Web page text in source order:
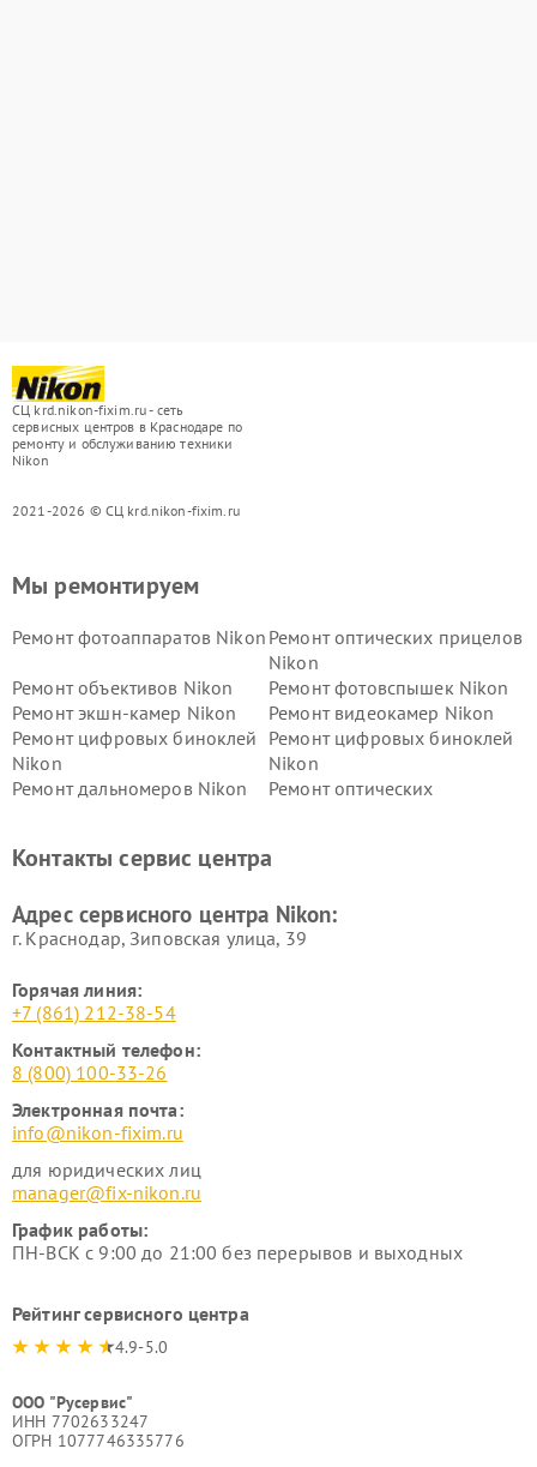
СЦ krd.nikon-fixim.ru - сеть
сервисных центров в Краснодаре по
ремонту и обслуживанию техники
Nikon
2021-2026 © СЦ krd.nikon-fixim.ru
Мы ремонтируем
Ремонт фотоаппаратов Nikon Ремонт оптических прицелов
Nikon
Ремонт объективов Nikon
Ремонт фотовспышек Nikon
Ремонт экшн-камер Nikon
Ремонт видеокамер Nikon
Ремонт цифровых биноклей
Nikon
Ремонт цифровых биноклей
Nikon
Ремонт дальномеров Nikon
Ремонт оптических
Контакты сервис центра
Адрес сервисного центра Nikon:
г. Краснодар, Зиповская улица, 39
Горячая линия:
+7 (861) 212-38-54
Контактный телефон:
8 (800) 100-33-26
Электронная почта:
info@nikon-fixim.ru
для юридических лиц
manager@fix-nikon.ru
График работы:
ПН-ВСК с 9:00 до 21:00 без перерывов и выходных
Рейтинг сервисного центра
4.9-5.0
ООО "Русервис"
ИНН 7702633247
ОГРН 1077746335776